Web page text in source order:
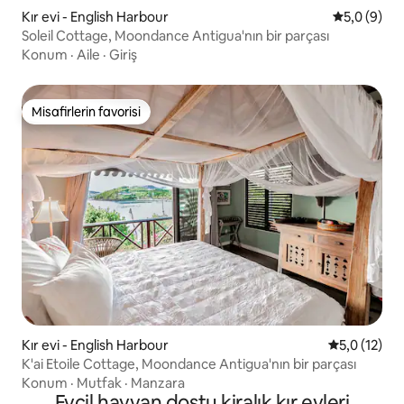
Kır evi - English Harbour 55,0 (9)
Soleil Cottage, Moondance Antigua'nın bir parçası
Konum · Aile · Giriş
Misafirlerin favorisi
Misafirlerin favorisi
Kır evi - English Harbour 55,0 (12)
K'ai Etoile Cottage, Moondance Antigua'nın bir parçası
Konum · Mutfak · Manzara